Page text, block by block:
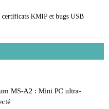
KMIP et bugs USB
MS-A2 : Mini PC ultra-